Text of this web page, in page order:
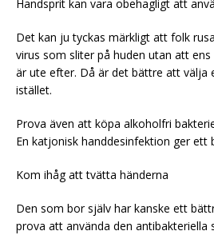
Handsprit kan vara obehagligt att
Det kan ju tyckas märkligt att folk
virus som sliter på huden utan att
är ute efter. Då är det bättre att välja
istället.
Prova även att köpa alkoholfri
En katjonisk handdesinfektion ger ett
Kom ihåg att tvätta händerna
Den som bor själv har kanske ett
prova att använda den antibakteriella